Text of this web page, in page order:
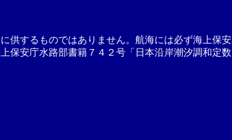
供するものではありません。航海には必ず海上保
保安庁水路部書籍７４２号「日本沿岸潮汐調和定